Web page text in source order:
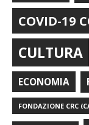
COVID-19
CULTURA
ECONOMIA
FONDAZIONE CRC